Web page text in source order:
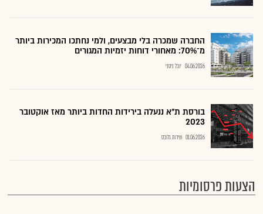
החברה שמכרה בלי מבצעים, ולמי נחתכו המכירות ביותר
מ־70%: מאחורי דוחות יזמיות המגורים
04.06.2026 יובל ניסני
בורסת ת"א ננעלה בירידות החדות ביותר מאז אוקטובר
2023
01.06.2026 שירות גלובס
הצעות פרסומיות